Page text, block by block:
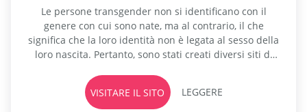
Le persone transgender non si identificano con il
genere con cui sono nate, ma al contrario, il che
significa che la loro identità non è legata al sesso della
loro nascita. Pertanto, sono stati creati diversi siti di
lasciar andare le proprie paure. Con il passare degli
anni, queste persone sono state altamente...
VISITARE IL SITO LEGGERE